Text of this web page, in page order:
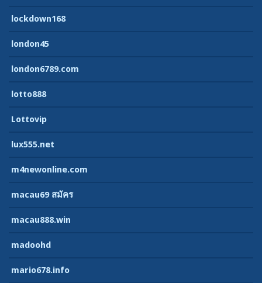
lockdown168
london45
london6789.com
lotto888
Lottovip
lux555.net
m4newonline.com
macau69 สมัคร
macau888.win
madoohd
mario678.info